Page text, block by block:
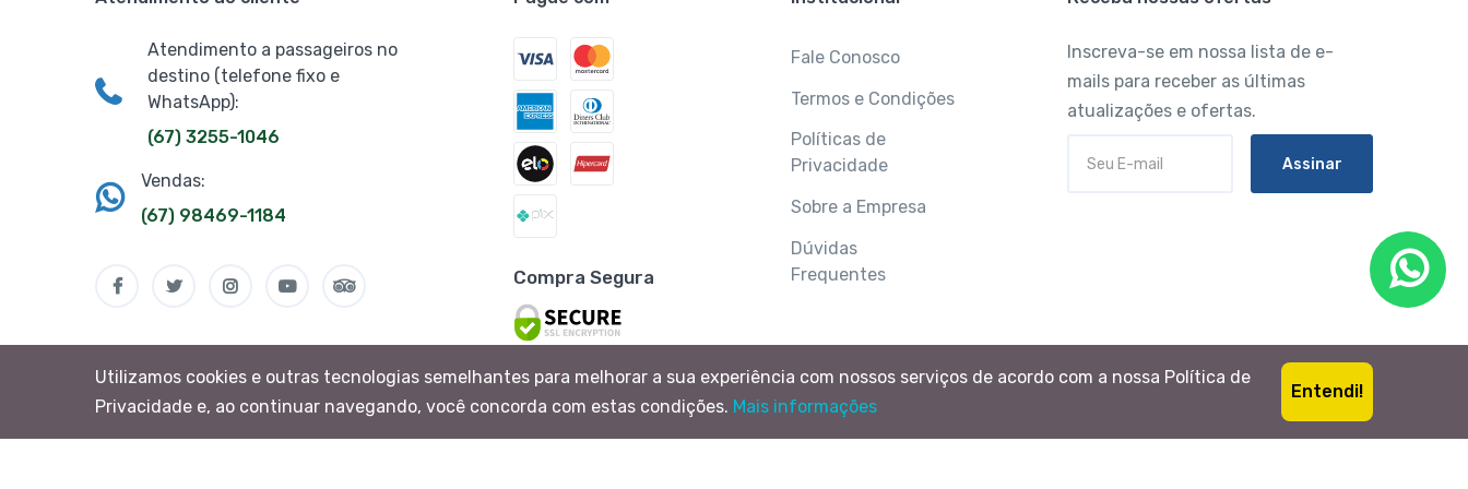
Atendimento a passageiros no
destino (telefone fixo e
WhatsApp):
(67) 3255-1046
Vendas:
(67) 98469-1184
Compra Segura
Fale Conosco
Termos e Condições
Políticas de
Privacidade
Sobre a Empresa
Dúvidas
Frequentes
Inscreva-se em nossa lista de e-
mails para receber as últimas
atualizações e ofertas.
Assinar
Utilizamos cookies e outras tecnologias semelhantes para melhorar a sua experiência com nossos serviços de acordo com a nossa Política de
Privacidade e, ao continuar navegando, você concorda com estas condições. Mais informações
Entendi!